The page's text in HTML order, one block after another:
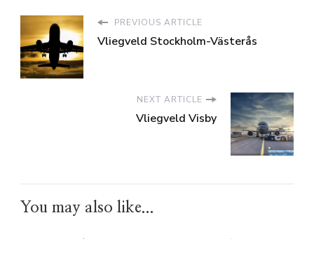
PREVIOUS ARTICLE
Vliegveld Stockholm-Västerås
NEXT ARTICLE
Vliegveld Visby
You may also like...